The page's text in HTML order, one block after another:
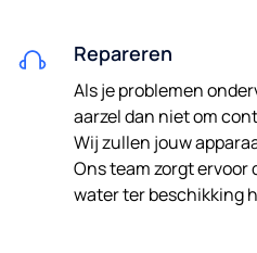
privacybeleidheb gelezen.
Repareren
Als je problemen
aarzel dan niet om
Wij zullen jouw
Ons team zorgt ervoor
water ter beschikking